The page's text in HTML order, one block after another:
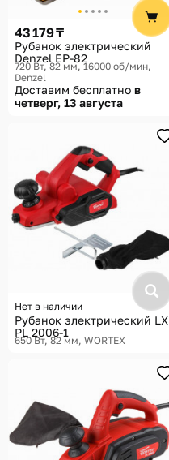
43 179 ₸
Рубанок электрический
Denzel EP-82
720 Вт, 82 мм, 16000 об/мин
Denzel
Доставим бесплатно в
четверг, 13 августа
Нет в наличии
Рубанок электрический LX
PL 2006-1
650 Вт, 82 мм WORTEX
Способы доставки
Способы оплаты